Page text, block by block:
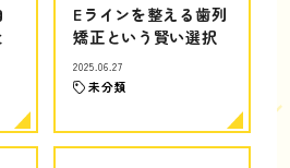
Eラインを整える歯列
矯正という賢い選択
2025.06.27
未分類